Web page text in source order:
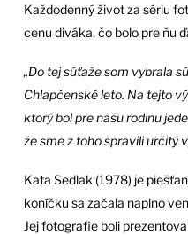
Každodenný život za sériu
cenu diváka, čo bolo pre ňu
„Do tej súťaže som vybrala
Chlapčenské leto. Na tejto
ktorý bol pre našu rodinu
že sme z toho spravili určitý
Kata Sedlak (1978) je
koníčku sa začala naplno
Jej fotografie boli